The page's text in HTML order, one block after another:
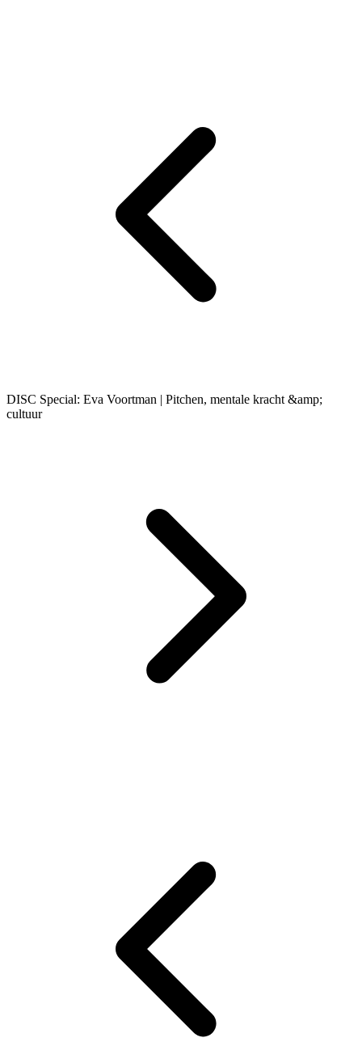
DISC Special: Eva Voortman | Pitchen, mentale kracht &amp;
cultuur